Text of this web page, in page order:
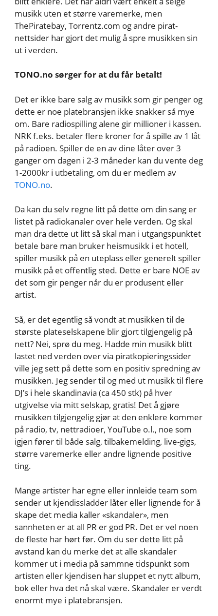
musikk uten et større varemerke, men
ThePiratebay, Torrentz.com og andre pirat-
nettsider har gjort det mulig å spre musikken sin
ut i verden.
TONO.no sørger for at du får betalt!
Det er ikke bare salg av musikk som gir penger og
dette er noe platebransjen ikke snakker så mye
om. Bare radiospilling alene gir millioner i kassen.
NRK f.eks. betaler flere kroner for å spille av 1 låt
på radioen. Spiller de en av dine låter over 3
ganger om dagen i 2-3 måneder kan du vente deg
1-2000kr i utbetaling, om du er medlem av
TONO.no.
Da kan du selv regne litt på dette om din sang er
listet på radiokanaler over hele verden. Og skal
man dra dette ut litt så skal man i utgangspunktet
betale bare man bruker heismusikk i et hotell,
spiller musikk på en uteplass eller generelt spiller
musikk på et offentlig sted. Dette er bare NOE av
det som gir penger når du er produsent eller
artist.
Så, er det egentlig så vondt at musikken til de
største plateselskapene blir gjort tilgjengelig på
nett? Nei, sprø du meg. Hadde min musikk blitt
lastet ned verden over via piratkopieringssider
ville jeg sett på dette som en positiv spredning av
musikken. Jeg sender til og med ut musikk til flere
DJ’s i hele skandinavia (ca 450 stk) på hver
utgivelse via mitt selskap, gratis! Det å gjøre
musikken tilgjengelig gjør at den enklere kommer
på radio, tv, nettradioer, YouTube o.l., noe som
igjen fører til både salg, tilbakemelding, live-gigs,
større varemerke eller andre lignende positive
ting.
Mange artister har egne eller innleide team som
sender ut kjendissladder låter eller lignende for å
skape det media kaller «skandaler», men
sannheten er at all PR er god PR. Det er vel noen
de fleste har hørt før. Om du ser dette litt på
avstand kan du merke det at alle skandaler
kommer ut i media på sammne tidspunkt som
artisten eller kjendisen har sluppet et nytt album,
bok eller hva det nå skal være. Skandaler er verdt
enormt mye i platebransjen.